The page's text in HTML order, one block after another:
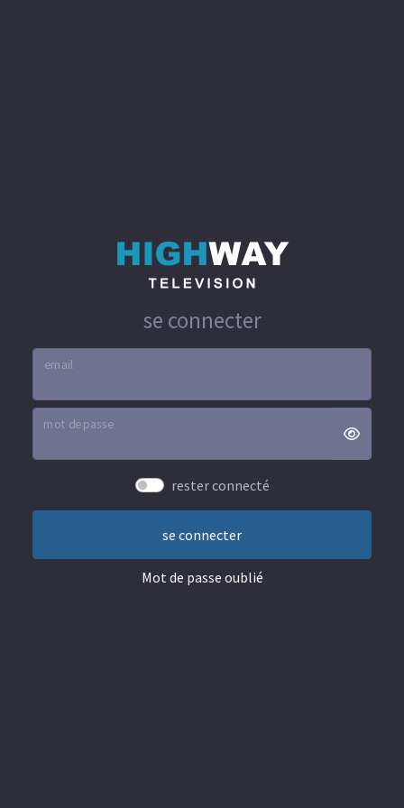
se connecter
email
mot de passe
rester connecté
Mot de passe oublié